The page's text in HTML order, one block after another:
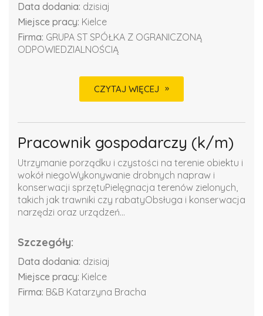
Data dodania: dzisiaj
Miejsce pracy: Kielce
Firma: GRUPA ST SPÓŁKA Z OGRANICZONĄ
ODPOWIEDZIALNOŚCIĄ
CZYTAJ WIĘCEJ
Pracownik gospodarczy (k/m)
Utrzymanie porządku i czystości na terenie obiektu i
wokół niegoWykonywanie drobnych napraw i
konserwacji sprzętuPielęgnacja terenów zielonych,
takich jak trawniki czy rabatyObsługa i konserwacja
narzędzi oraz urządzeń...
Szczegóły:
Data dodania: dzisiaj
Miejsce pracy: Kielce
Firma: B&B Katarzyna Bracha